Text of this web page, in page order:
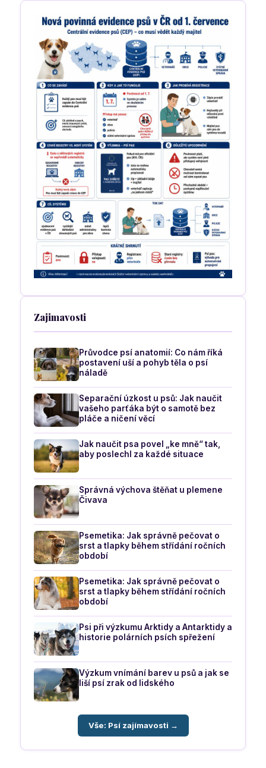
Zajimavosti
Průvodce psí anatomií: Co nám říká
postavení uší a pohyb těla o psí
náladě
Separační úzkost u psů: Jak naučit
vašeho parťáka být o samotě bez
pláče a ničení věcí
Jak naučit psa povel „ke mně“ tak,
aby poslechl za každé situace
Správná výchova štěňat u plemene
Čivava
Psemetika: Jak správně pečovat o
srst a tlapky během střídání ročních
období
Psemetika: Jak správně pečovat o
srst a tlapky během střídání ročních
období
Psi při výzkumu Arktidy a Antarktidy a
historie polárních psích spřežení
Výzkum vnímání barev u psů a jak se
liší psí zrak od lidského
Vše: Psí zajímavosti →